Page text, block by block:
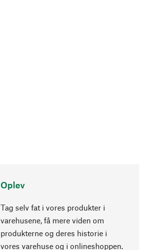
Oplev
Tag selv fat i vores produkter i
varehusene, få mere viden om
produkterne og deres historie i
vores varehuse og i onlineshoppen.
Opadgående